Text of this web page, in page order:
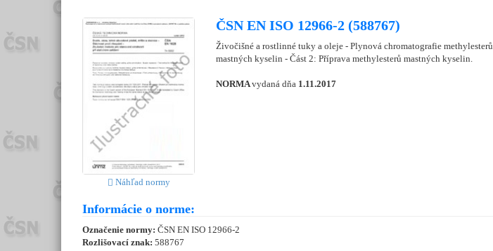
Náhľad normy
ČSN EN ISO 12966-2 (588767)
Živočišné a rostlinné tuky a oleje - Plynová chromatografie methylesterů
mastných kyselin - Část 2: Příprava methylesterů mastných kyselin.
NORMAvydaná dňa 1.11.2017
Informácie o norme:
Označenie normy: ČSN EN ISO 12966-2
Rozlišovací znak: 588767